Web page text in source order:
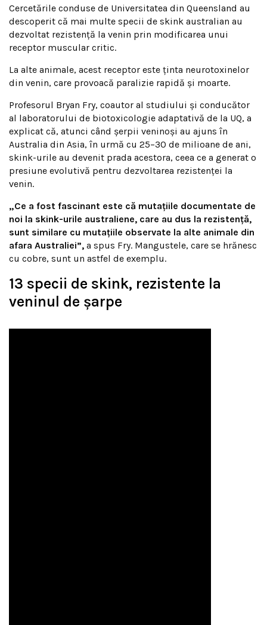
Cercetările conduse de Universitatea din Queensland au
descoperit că mai multe specii de skink australian au
dezvoltat rezistență la venin prin modificarea unui
receptor muscular critic.
La alte animale, acest receptor este ținta neurotoxinelor
din venin, care provoacă paralizie rapidă și moarte.
Profesorul Bryan Fry, coautor al studiului și conducător
al laboratorului de biotoxicologie adaptativă de la UQ, a
explicat că, atunci când șerpii veninoși au ajuns în
Australia din Asia, în urmă cu 25–30 de milioane de ani,
skink-urile au devenit prada acestora, ceea ce a generat o
presiune evolutivă pentru dezvoltarea rezistenței la
venin.
„Ce a fost fascinant este că mutațiile documentate de
noi la skink-urile australiene, care au dus la rezistență,
sunt similare cu mutațiile observate la alte animale din
afara Australiei”, a spus Fry. Mangustele, care se hrănesc
cu cobre, sunt un astfel de exemplu.
13 specii de skink, rezistente la
veninul de șarpe